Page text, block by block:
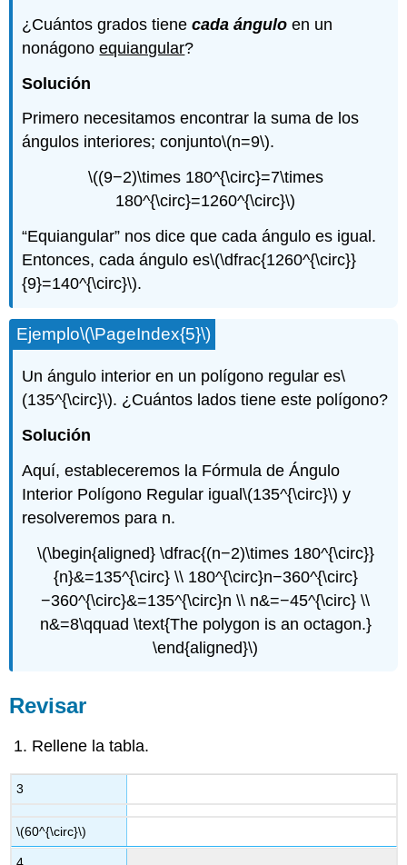
¿Cuántos grados tienecada ángulo en un
nonágonoequiangular?
Solución
Primero necesitamos encontrar la suma de los
ángulos interiores; conjunto\(n=9\).
\((9−2)\times 180^{\circ}=7\times
180^{\circ}=1260^{\circ}\)
“Equiangular” nos dice que cada ángulo es igual.
Entonces, cada ángulo es\(\dfrac{1260^{\circ}}
{9}=140^{\circ}\).
Ejemplo\(\PageIndex{5}\)
Un ángulo interior en un polígono regular es\
(135^{\circ}\). ¿Cuántos lados tiene este polígono?
Solución
Aquí, estableceremos la Fórmula de Ángulo
Interior Polígono Regular igual\(135^{\circ}\) y
resolveremos para n.
\(\begin{aligned} \dfrac{(n−2)\times 180^{\circ}}
{n}&=135^{\circ} \\ 180^{\circ}n−360^{\circ}
−360^{\circ}&=135^{\circ}n \\ n&=−45^{\circ} \\
n&=8\qquad \text{The polygon is an octagon.}
\end{aligned}\)
Revisar
Rellene la tabla.
3
\(60^{\circ}\)